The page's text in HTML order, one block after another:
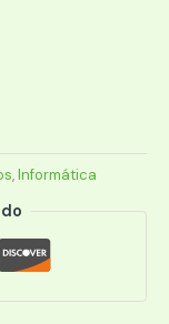
,Informática